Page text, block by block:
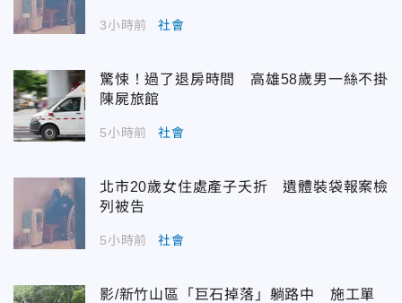
3小時前 社會
驚悚！過了退房時間 高雄58歲男一絲不掛
陳屍旅館
5小時前 社會
北市20歲女住處產子夭折 遺體裝袋報案檢
列被告
5小時前 社會
影/新竹山區「巨石掉落」躺路中 施工單